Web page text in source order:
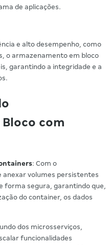
de aplicações.
e alto desempenho, como
o armazenamento em bloco
garantindo a integridade e a
com
: Com o
anexar volumes persistentes
forma segura, garantindo que,
do container, os dados
dos microsserviços,
funcionalidades